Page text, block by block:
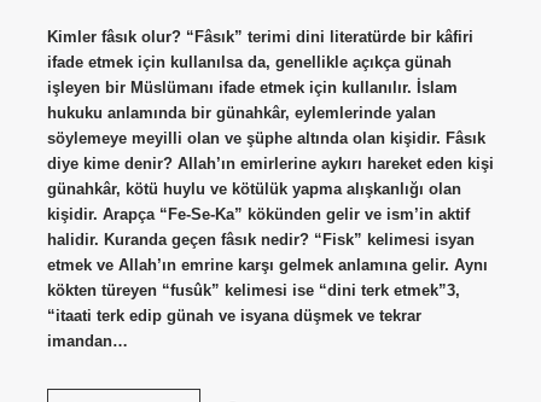
Kimler fâsık olur? “Fâsık” terimi dini literatürde bir kâfiri
ifade etmek için kullanılsa da, genellikle açıkça günah
işleyen bir Müslümanı ifade etmek için kullanılır. İslam
hukuku anlamında bir günahkâr, eylemlerinde yalan
söylemeye meyilli olan ve şüphe altında olan kişidir. Fâsık
diye kime denir? Allah’ın emirlerine aykırı hareket eden kişi
günahkâr, kötü huylu ve kötülük yapma alışkanlığı olan
kişidir. Arapça “Fe-Se-Ka” kökünden gelir ve ism’in aktif
halidir. Kuranda geçen fâsık nedir? “Fisk” kelimesi isyan
etmek ve Allah’ın emrine karşı gelmek anlamına gelir. Aynı
kökten türeyen “fusûk” kelimesi ise “dini terk etmek”3,
“itaati terk edip günah ve isyana düşmek ve tekrar
imandan…